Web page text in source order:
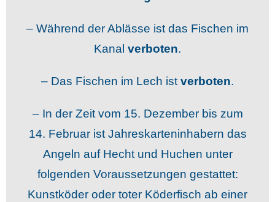
– Während der Ablässe ist das Fischen im
Kanal verboten.
– Das Fischen im Lech istverboten.
– In der Zeit vom 15. Dezember bis zum
14. Februar ist Jahreskarteninhabern das
Angeln auf Hecht und Huchen unter
folgenden Voraussetzungen gestattet:
Kunstköder oder toter Köderfisch ab einer